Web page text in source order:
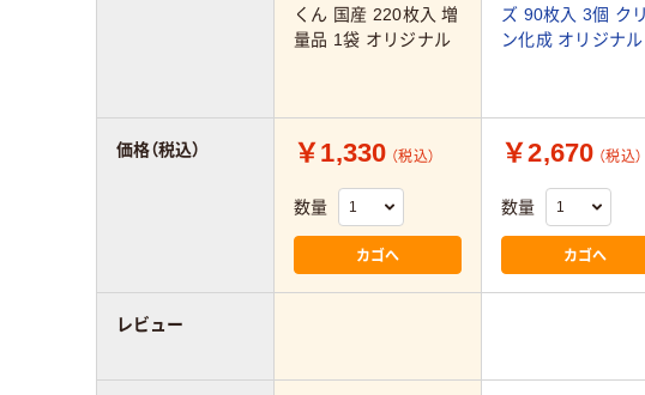
くん 国産 220枚入 増
量品 1袋 オリジナル
ズ 90枚入 3個 ク
ン化成 オリジナル
￥1,330 （税込）
数量
カゴへ
￥2,670 （税込）
数量
カゴへ
価格（税込）
レビュー